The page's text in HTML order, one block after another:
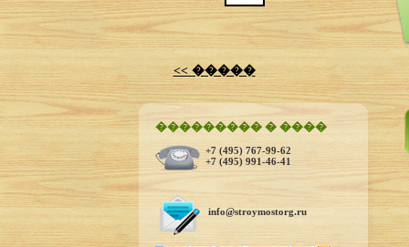
<< �����
��������� � ����
+7 (495) 767-99-62
+7 (495) 991-46-41
info@stroymostorg.ru